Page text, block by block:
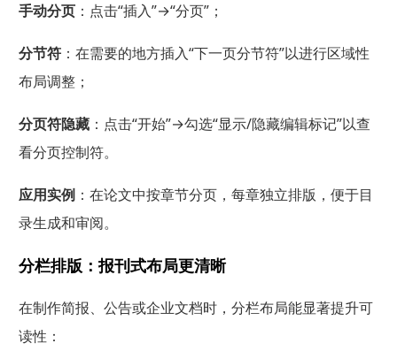
手动分页：点击“插入”→“分页”；
分节符：在需要的地方插入“下一页分节符”以进行区域性
布局调整；
分页符隐藏：点击“开始”→勾选“显示/隐藏编辑标记”以查
看分页控制符。
应用实例：在论文中按章节分页，每章独立排版，便于目
录生成和审阅。
分栏排版：报刊式布局更清晰
在制作简报、公告或企业文档时，分栏布局能显著提升可
读性：